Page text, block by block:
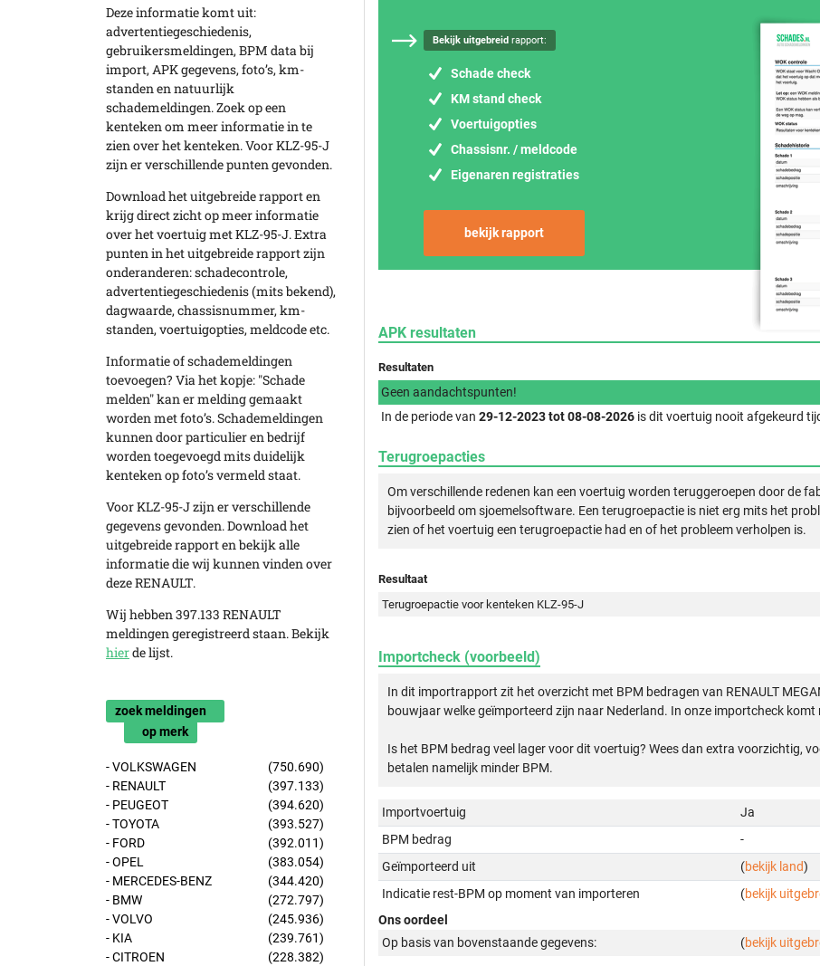
Deze informatie komt uit:
advertentiegeschiedenis,
gebruikersmeldingen, BPM data bij
import, APK gegevens, foto’s, km-
standen en natuurlijk
schademeldingen. Zoek op een
kenteken om meer informatie in te
zien over het kenteken. Voor KLZ-95-J
zijn er verschillende punten gevonden.
Download het uitgebreide rapport en
krijg direct zicht op meer informatie
over het voertuig met KLZ-95-J. Extra
punten in het uitgebreide rapport zijn
onderanderen: schadecontrole,
advertentiegeschiedenis (mits bekend),
dagwaarde, chassisnummer, km-
standen, voertuigopties, meldcode etc.
Informatie of schademeldingen
toevoegen? Via het kopje: "Schade
melden" kan er melding gemaakt
worden met foto’s. Schademeldingen
kunnen door particulier en bedrijf
worden toegevoegd mits duidelijk
kenteken op foto’s vermeld staat.
Voor KLZ-95-J zijn er verschillende
gegevens gevonden. Download het
uitgebreide rapport en bekijk alle
informatie die wij kunnen vinden over
deze RENAULT.
Wij hebben 397.133 RENAULT
meldingen geregistreerd staan. Bekijk
hierde lijst.
zoek meldingen
op merk
- VOLKSWAGEN
(750.690)
- RENAULT
(397.133)
- PEUGEOT
(394.620)
- TOYOTA
(393.527)
- FORD
(392.011)
- OPEL
(383.054)
- MERCEDES-BENZ
(344.420)
- BMW
(272.797)
- VOLVO
(245.936)
- KIA
(239.761)
- CITROEN
(228.382)
Bekijk uitgebreid rapport:
Schade check
KM stand check
Voertuigopties
Chassisnr. / meldcode
Eigenaren registraties
bekijk rapport
APK resultaten
Resultaten
Geen aandachtspunten!
In de periode van 29-12-2023 tot 08-08-2026 is dit voertuig nooit afgekeurd
Terugroepacties
Om verschillende redenen kan een voertuig worden teruggeroepen door de
bijvoorbeeld om sjoemelsoftware. Een terugroepactie is niet erg mits het
zien of het voertuig een terugroepactie had en of het probleem verholpen is.
Resultaat
Terugroepactie voor kenteken KLZ-95-J
Importcheck (voorbeeld)
In dit importrapport zit het overzicht met BPM bedragen van RENAULT
bouwjaar welke geïmporteerd zijn naar Nederland. In onze importcheck
Is het BPM bedrag veel lager voor dit voertuig? Wees dan extra voorzichtig,
betalen namelijk minder BPM.
Importvoertuig
Ja
BPM bedrag
-
Geïmporteerd uit
(bekijk land)
Indicatie rest-BPM op moment van importeren
(bekijk
Ons oordeel
Op basis van bovenstaande gegevens:
(bekijk